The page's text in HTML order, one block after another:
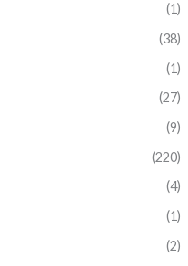
(1)
(38)
(1)
(27)
(9)
(220)
(4)
(1)
(2)